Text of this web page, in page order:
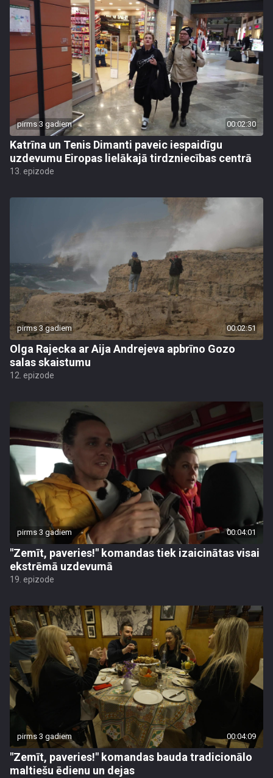
pirms 3 gadiem 00:02:30
Katrīna un Tenis Dimanti paveic iespaidīgu
uzdevumu Eiropas lielākajā tirdzniecības centrā
13. epizode
pirms 3 gadiem 00:02:51
Olga Rajecka ar Aija Andrejeva apbrīno Gozo
salas skaistumu
12. epizode
pirms 3 gadiem 00:04:01
"Zemīt, paveries!" komandas tiek izaicinātas visai
ekstrēmā uzdevumā
19. epizode
pirms 3 gadiem 00:04:09
"Zemīt, paveries!" komandas bauda tradicionālo
maltiešu ēdienu un dejas